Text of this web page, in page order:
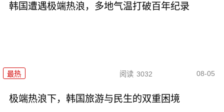
韩国遭遇极端热浪，多地气温打破百年纪录
最热 阅读 3032 08-05
极端热浪下，韩国旅游与民生的双重困境